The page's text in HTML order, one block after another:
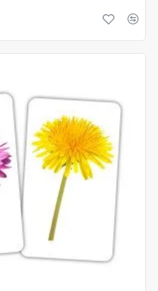
розвитку через
до дванадцяти років
інтелектуального
інтереси дитини
впевненості у собі,
незалежності;
ролі суспільстві.